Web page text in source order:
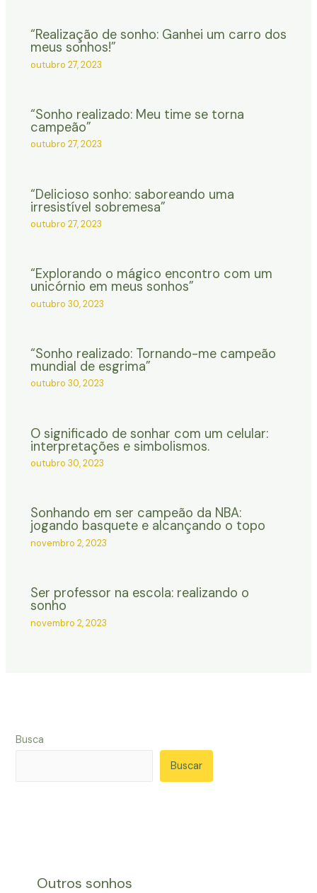
“Realização de sonho: Ganhei um carro dos
meus sonhos!”
outubro 27, 2023
“Sonho realizado: Meu time se torna
campeão”
outubro 27, 2023
“Delicioso sonho: saboreando uma
irresistível sobremesa”
outubro 27, 2023
“Explorando o mágico encontro com um
unicórnio em meus sonhos”
outubro 30, 2023
“Sonho realizado: Tornando-me campeão
mundial de esgrima”
outubro 30, 2023
O significado de sonhar com um celular:
interpretações e simbolismos.
outubro 30, 2023
Sonhando em ser campeão da NBA:
jogando basquete e alcançando o topo
novembro 2, 2023
Ser professor na escola: realizando o
sonho
novembro 2, 2023
Busca
Buscar
Outros sonhos